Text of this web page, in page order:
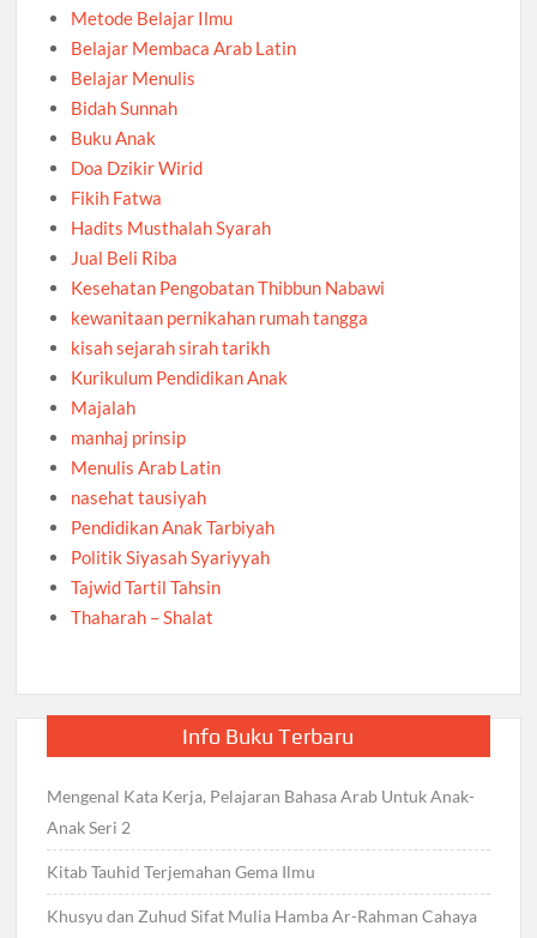
Metode Belajar Ilmu
Belajar Membaca Arab Latin
Belajar Menulis
Bidah Sunnah
Buku Anak
Doa Dzikir Wirid
Fikih Fatwa
Hadits Musthalah Syarah
Jual Beli Riba
Kesehatan Pengobatan Thibbun Nabawi
kewanitaan pernikahan rumah tangga
kisah sejarah sirah tarikh
Kurikulum Pendidikan Anak
Majalah
manhaj prinsip
Menulis Arab Latin
nasehat tausiyah
Pendidikan Anak Tarbiyah
Politik Siyasah Syariyyah
Tajwid Tartil Tahsin
Thaharah – Shalat
Info Buku Terbaru
Mengenal Kata Kerja, Pelajaran Bahasa Arab Untuk Anak-
Anak Seri 2
Kitab Tauhid Terjemahan Gema Ilmu
Khusyu dan Zuhud Sifat Mulia Hamba Ar-Rahman Cahaya